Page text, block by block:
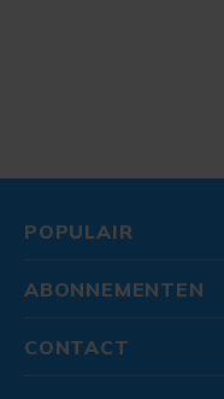
POPULAIR
ABONNEMENTEN
CONTACT